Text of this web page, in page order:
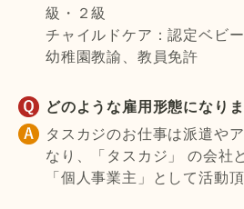
級・２級
チャイルドケア：認定ベビ
幼稚園教諭、教員免許
どのような雇用形態になり
タスカジのお仕事は派遣や
なり、「タスカジ」 の会社
「個人事業主」として活動